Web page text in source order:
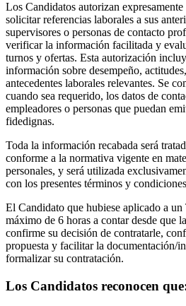
Los Candidatos autorizan
solicitar referencias laborales a sus
supervisores o personas de contacto
verificar la información facilitada y
turnos y ofertas. Esta autorización
información sobre desempeño,
antecedentes laborales relevantes. Se
cuando sea requerido, los datos de
empleadores o personas que puedan
fidedignas.
Toda la información recabada será
conforme a la normativa vigente en
personales, y será utilizada
con los presentes términos y
El Candidato que hubiese aplicado a
máximo de 6 horas a contar desde que
confirme su decisión de contratarle,
propuesta y facilitar la documentación/
formalizar su contratación.
Los Candidatos reconocen